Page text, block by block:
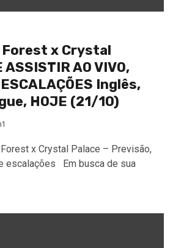
x Crystal
ASSISTIR AO VIVO,
Inglês,
HOJE (21/10)
x Crystal Palace – Previsão,
escalações Em busca de sua